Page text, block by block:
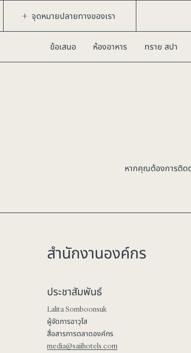
จุดหมายปลายทางของเรา
ข้อเสนอ ห้องอาหาร ทราย สปา
หากคุณต้องการติด
สำนักงานองค์กร
ประชาสัมพันธ์
Lalita Somboonsuk
ผู้จัดการอาวุโส
สื่อสารการตลาดองค์กร
media@saiihotels.com